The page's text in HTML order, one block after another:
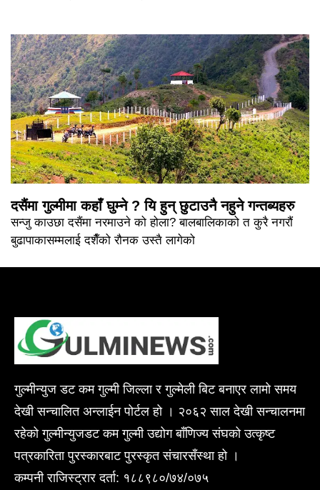
दसैंमा गुल्मीमा कहाँ घुम्ने ? यि हुन् छुटाउनै नहुने गन्तब्यहरु
सन्जु काउछा दसैंमा नरमाउने को होला? बालबालिकाको त कुरै नगरौं
बुढापाकासम्मलाई दशैँको रौनक उस्तै लागेको
गुल्मीन्युज डट कम गुल्मी जिल्ला र गुल्मेली बिट बनाएर लामो समय
देखी सन्चालित अन्लाईन पोर्टल हो । २०६२ साल देखी सन्चालनमा
रहेको गुल्मीन्युजडट कम गुल्मी उद्योग बाँणिज्य संघको उत्कृष्ट
पत्रकारिता पुरस्कारबाट पुरस्कृत संचारसँस्था हो ।
कम्पनी राजिस्ट्रार दर्ता: १८८९८०/७४/०७५